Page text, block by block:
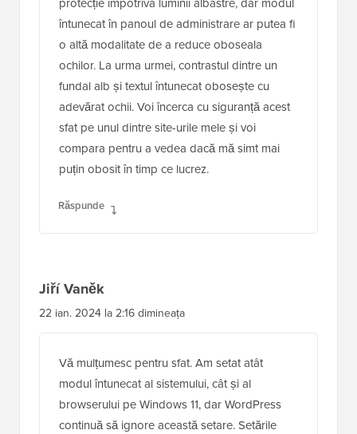
întunecat în panoul de administrare ar putea fi
o altă modalitate de a reduce oboseala
ochilor. La urma urmei, contrastul dintre un
fundal alb și textul întunecat obosește cu
adevărat ochii. Voi încerca cu siguranță acest
sfat pe unul dintre site-urile mele și voi
compara pentru a vedea dacă mă simt mai
puțin obosit în timp ce lucrez.
Răspunde
Jiří Vaněk
22 ian. 2024 la 2:16 dimineața
Vă mulțumesc pentru sfat. Am setat atât
modul întunecat al sistemului, cât și al
browserului pe Windows 11, dar WordPress
continuă să ignore această setare. Setările